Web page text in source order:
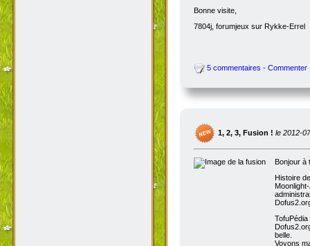
Bonne visite,
7804j, forumjeux sur Rykke-Errel
5 commentaires - Commenter
1, 2, 3, Fusion ! le 2012-
Bonjour à
Histoire
belle.
Voyons